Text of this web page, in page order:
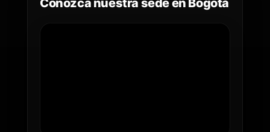
Conozca nuestra sede en Bogotá